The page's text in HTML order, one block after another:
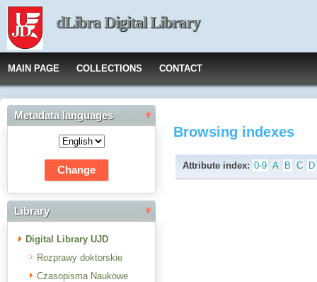
dLibra Digital Library
MAIN PAGE COLLECTIONS CONTACT
Metadata languages
Library
Digital Library UJD
Rozprawy doktorskie
Czasopisma Naukowe
Browsing indexes
Attribute index: 0-9 A B C D